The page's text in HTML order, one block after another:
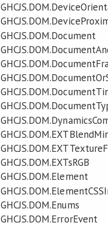
GHCJS.DOM.Document
GHCJS.DOM.EXTsRGB
GHCJS.DOM.Element
GHCJS.DOM.Enums
GHCJS.DOM.ErrorEvent